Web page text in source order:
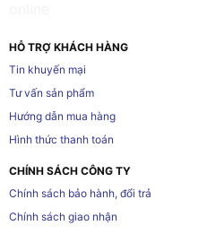
HỖ TRỢ KHÁCH HÀNG
Tin khuyến mại
Tư vấn sản phẩm
Hướng dẫn mua hàng
Hình thức thanh toán
CHÍNH SÁCH CÔNG TY
Chính sách bảo hành, đổi trả
Chính sách giao nhận